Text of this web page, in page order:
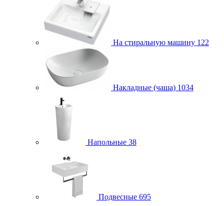
На стиральную машину 122
Накладные (чаша) 1034
Напольные 38
Подвесные 695